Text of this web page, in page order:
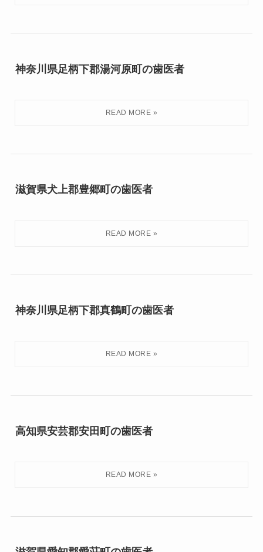
神奈川県足柄下郡湯河原町の歯医者
滋賀県犬上郡豊郷町の歯医者
神奈川県足柄下郡真鶴町の歯医者
高知県安芸郡安田町の歯医者